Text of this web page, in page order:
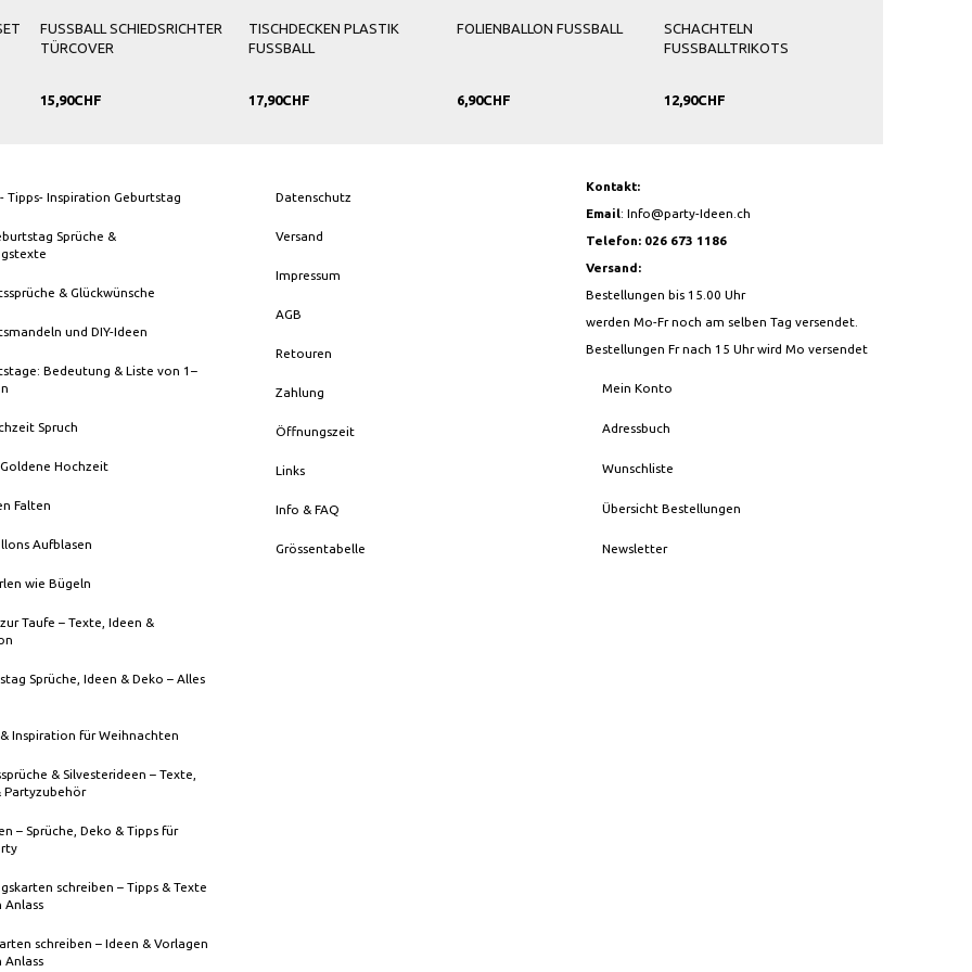
FUSSBALL SCHIEDSRICHTER
TÜRCOVER
15,90CHF
TISCHDECKEN PLASTIK
FUSSBALL
17,90CHF
FOLIENBALLON FUSSBALL
6,90CHF
SCHACHTELN
FUSSBALLTRIKOTS
12,90CHF
Tipps- Inspiration Geburtstag
Sprüche &
& Glückwünsche
und DIY-Ideen
Bedeutung & Liste von 1–
Spruch
Hochzeit
Falten
Aufblasen
wie Bügeln
Taufe – Texte, Ideen &
Sprüche, Ideen & Deko – Alles
Inspiration für Weihnachten
& Silvesterideen – Texte,
Partyzubehör
– Sprüche, Deko & Tipps für
schreiben – Tipps & Texte
Anlass
schreiben – Ideen & Vorlagen
Anlass
Datenschutz
Versand
Impressum
AGB
Retouren
Zahlung
Öffnungszeit
Links
Info & FAQ
Grössentabelle
Kontakt:
Email:Info@party-Ideen.ch
Telefon: 026 673 1186
Versand:
Bestellungen bis 15.00 Uhr
werden Mo-Fr noch am selben Tag versendet.
Bestellungen Fr nach 15 Uhr wird Mo versendet
Mein Konto
Adressbuch
Wunschliste
Übersicht Bestellungen
Newsletter